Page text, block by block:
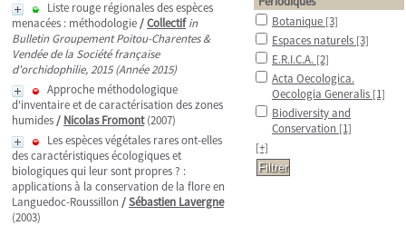
Liste rouge régionales des espèces
menacées : méthodologie/Collectif in
Bulletin Groupement Poitou-Charentes &
Vendée de la Société française
d'orchidophilie, 2015 (Année 2015)
Approche méthodologique
d'inventaire et de caractérisation des zones
humides/ Nicolas Fromont(2007)
Les espèces végétales rares ont-elles
des caractéristiques écologiques et
biologiques qui leur sont propres ? :
applications à la conservation de la flore en
Languedoc-Roussillon /Sébastien Lavergne
(2003)
Botanique [3]
Espaces naturels [3]
E.R.I.C.A. [2]
Acta Oecologica.
Oecologia Generalis [1]
Biodiversity and
Conservation [1]
[+]